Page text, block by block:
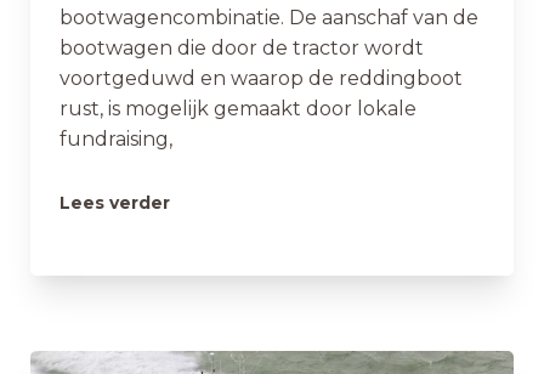
bootwagencombinatie. De aanschaf van de
bootwagen die door de tractor wordt
voortgeduwd en waarop de reddingboot
rust, is mogelijk gemaakt door lokale
fundraising,
Lees verder